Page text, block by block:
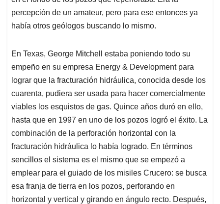
percepción de un amateur, pero para ese entonces ya
había otros geólogos buscando lo mismo.
En Texas, George Mitchell estaba poniendo todo su
empeño en su empresa Energy & Development para
lograr que la fracturación hidráulica, conocida desde los
cuarenta, pudiera ser usada para hacer comercialmente
viables los esquistos de gas. Quince años duró en ello,
hasta que en 1997 en uno de los pozos logró el éxito. La
combinación de la perforación horizontal con la
fracturación hidráulica lo había logrado. En términos
sencillos el sistema es el mismo que se empezó a
emplear para el guiado de los misiles Crucero: se busca
esa franja de tierra en los pozos, perforando en
horizontal y vertical y girando en ángulo recto. Después,